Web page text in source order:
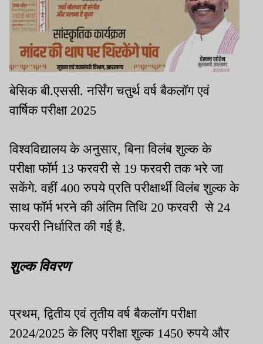
बेसिक बी.एससी. नर्सिंग चतुर्थ वर्ष बैकलॉग एवं
वार्षिक परीक्षा 2025
विश्वविद्यालय के अनुसार, बिना विलंब शुल्क के
परीक्षा फॉर्म 13 फरवरी से 19 फरवरी तक भरे जा
सकेंगे. वहीं 400 रुपये प्रति परीक्षार्थी विलंब शुल्क के
साथ फॉर्म भरने की अंतिम तिथि 20 फरवरी से 24
फरवरी निर्धारित की गई है.
शुल्क विवरण
प्रथम, द्वितीय एवं तृतीय वर्ष बैकलॉग परीक्षा
2024/2025 के लिए परीक्षा शुल्क 1450 रुपये और